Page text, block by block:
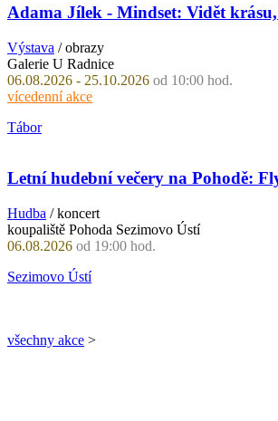
Adama Jílek - Mindset: Vidět
Výstava / obrazy
Galerie U Radnice
06.08.2026 - 25.10.2026 od 10:00 hod.
vícedenní akce
Tábor
Letní hudební večery na Pohodě:
Hudba / koncert
koupaliště Pohoda Sezimovo Ústí
06.08.2026 od 19:00 hod.
Sezimovo Ústí
všechny akce >